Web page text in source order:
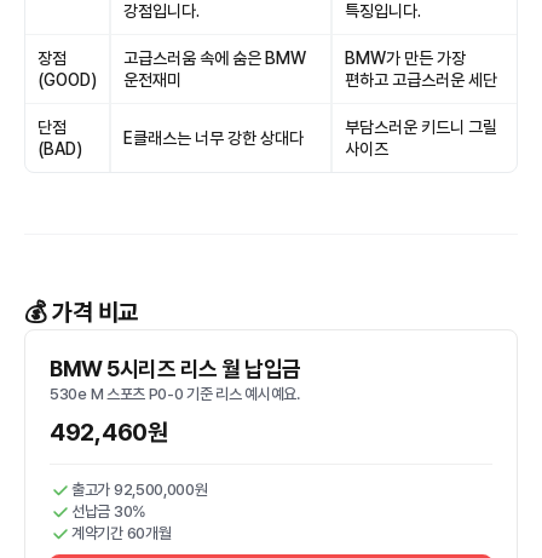
강점입니다. 특징입니다.
장점
(GOOD)
고급스러움 속에 숨은 BMW
운전재미
BMW가 만든 가장
편하고 고급스러운 세단
단점
(BAD)
E클래스는 너무 강한 상대다
부담스러운 키드니 그릴
사이즈
💰 가격 비교
BMW 5시리즈 리스 월 납입금
530e M 스포츠 P0-0 기준 리스 예시예요.
492,460원
출고가 92,500,000원
선납금 30%
계약기간 60개월